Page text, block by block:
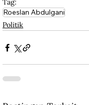
Tag:
Roeslan Abdulgani
Politik